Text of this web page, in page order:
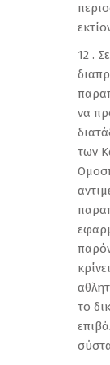
12 .
να
των
το